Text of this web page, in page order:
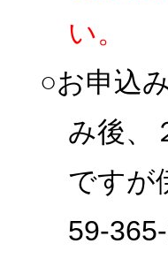
い。
○お申込
み後、
ですが
59-